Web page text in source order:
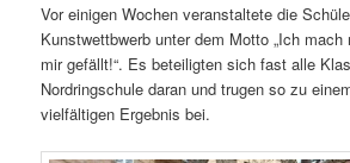
Vor einigen Wochen veranstaltete die
Kunstwettbwerb unter dem Motto „Ich
mir gefällt!“. Es beteiligten sich fast alle
Nordringschule daran und trugen so zu
vielfältigen Ergebnis bei.